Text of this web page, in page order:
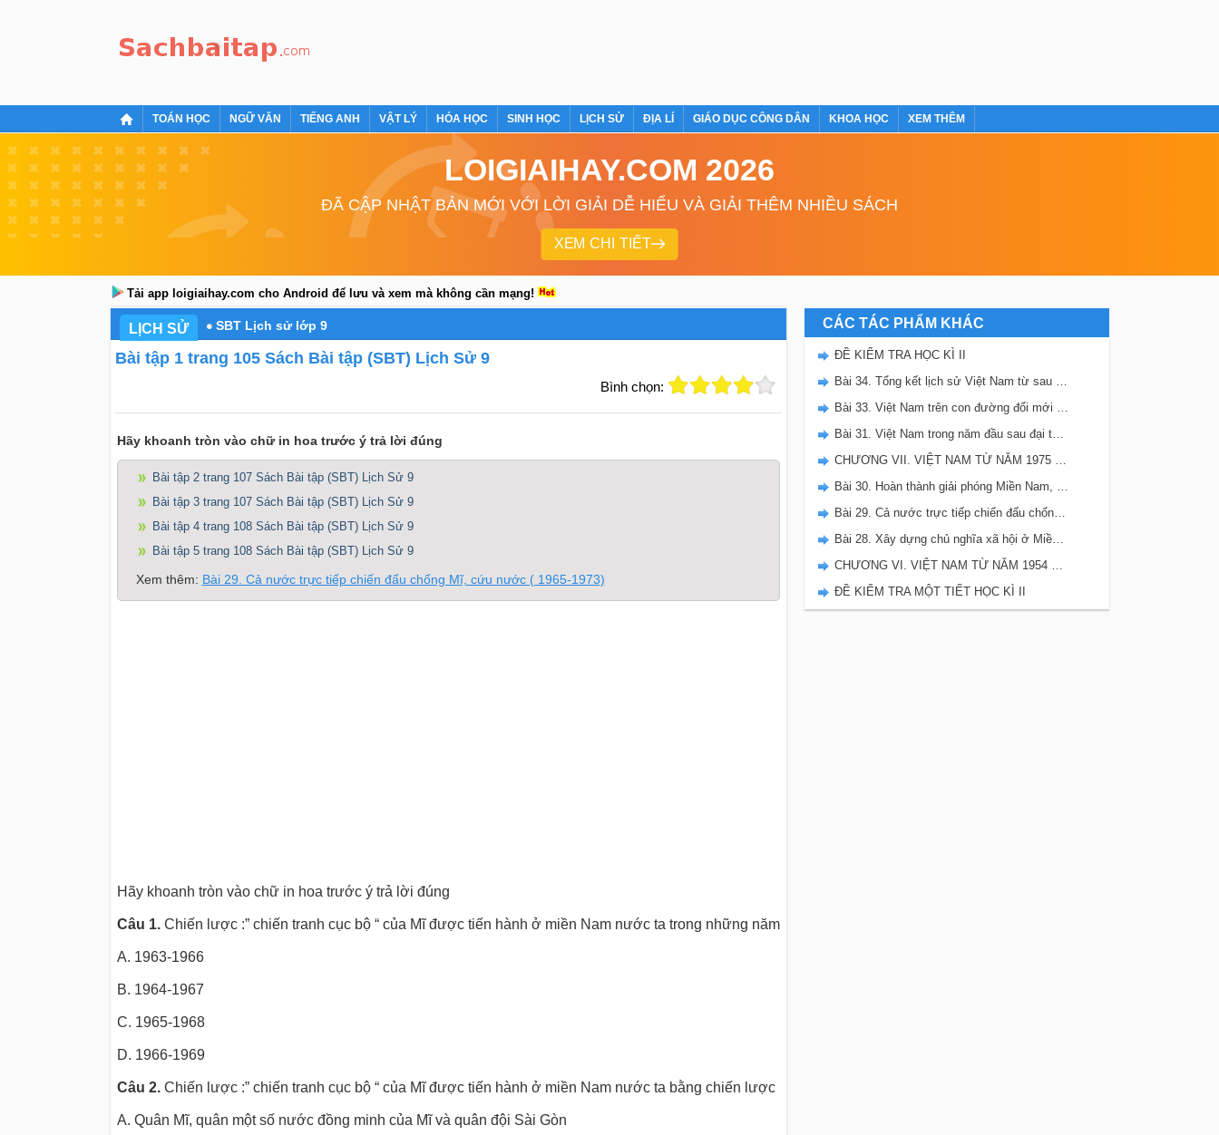
TOÁN HỌC NGỮ VĂN TIẾNG ANH VẬT LÝ HÓA HỌC SINH HỌC LỊCH SỬ ĐỊA LÍ GIÁO DỤC CÔNG DÂN KHOA HỌC XEM THÊM
LOIGIAIHAY.COM 2026
ĐÃ CẬP NHẬT BẢN MỚI VỚI LỜI GIẢI DỄ HIỂU VÀ GIẢI THÊM NHIỀU SÁCH
XEM CHI TIẾT
Tải app loigiaihay.com cho Android để lưu và xem mà không cần mạng!
LỊCH SỬ SBT Lịch sử lớp 9
Bài tập 1 trang 105 Sách Bài tập (SBT) Lịch Sử 9
Bình chọn:
Hãy khoanh tròn vào chữ in hoa trước ý trả lời đúng
Bài tập 2 trang 107 Sách Bài tập (SBT) Lịch Sử 9
Bài tập 3 trang 107 Sách Bài tập (SBT) Lịch Sử 9
Bài tập 4 trang 108 Sách Bài tập (SBT) Lịch Sử 9
Bài tập 5 trang 108 Sách Bài tập (SBT) Lịch Sử 9
Xem thêm: Bài 29. Cả nước trực tiếp chiến đấu chống Mĩ, cứu nước ( 1965-1973)
Hãy khoanh tròn vào chữ in hoa trước ý trả lời đúng
Câu 1.Chiến lược :” chiến tranh cục bộ “ của Mĩ được tiến hành ở miền Nam nước ta trong những năm
A. 1963-1966
B. 1964-1967
C. 1965-1968
D. 1966-1969
Câu 2.Chiến lược :” chiến tranh cục bộ “ của Mĩ được tiến hành ở miền Nam nước ta bằng chiến lược
A. Quân Mĩ, quân một số nước đồng minh của Mĩ và quân đội Sài Gòn
CÁC TÁC PHẨM KHÁC
ĐỀ KIỂM TRA HỌC KÌ II
Bài 34. Tổng kết lịch sử Việt Nam từ sau chiến tranh thế giới thứ nhất đến năm 2000
Bài 33. Việt Nam trên con đường đổi mới đi lên Chủ Nghĩa Xã Hội (từ năm 1986 đến năm 2000)
Bài 31. Việt Nam trong năm đầu sau đại thắng mùa Xuân 1975
CHƯƠNG VII. VIỆT NAM TỪ NĂM 1975 ĐẾN NẮM 2000
Bài 30. Hoàn thành giải phóng Miền Nam, thống nhất đất nước ( 1973-1975)
Bài 29. Cả nước trực tiếp chiến đấu chống Mĩ, cứu nước ( 1965-1973)
Bài 28. Xây dựng chủ nghĩa xã hội ở Miền Bắc, đấu tranh chống đế quốc Mĩ và chính quyền Sài Gòn ở Miền Nam
CHƯƠNG VI. VIỆT NAM TỪ NĂM 1954 ĐẾN NĂM 1975
ĐỀ KIỂM TRA MỘT TIẾT HỌC KÌ II